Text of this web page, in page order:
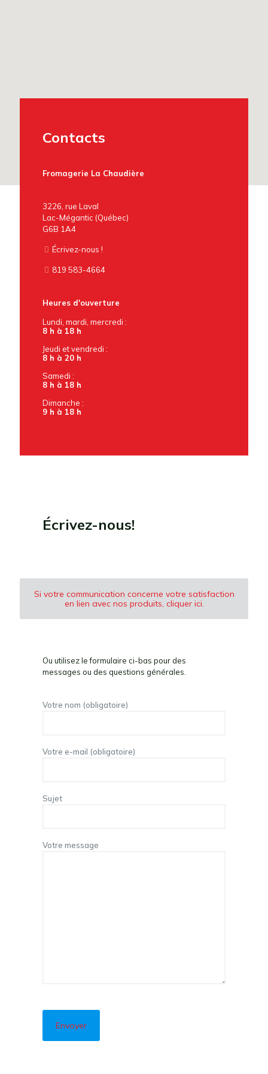
Contacts
Fromagerie La Chaudière
3226, rue Laval
Lac-Mégantic (Québec)
G6B 1A4
Écrivez-nous !
819 583-4664
Heures d'ouverture
Lundi, mardi, mercredi :
8 h à 18 h
Jeudi et vendredi :
8 h à 20 h
Samedi :
8 h à 18 h
Dimanche :
9 h à 18 h
Écrivez-nous!
Si votre communication concerne votre satisfaction
en lien avec nos produits, cliquer ici.
Ou utilisez le formulaire ci-bas pour des
messages ou des questions générales.
Votre nom (obligatoire)
Votre e-mail (obligatoire)
Sujet
Votre message